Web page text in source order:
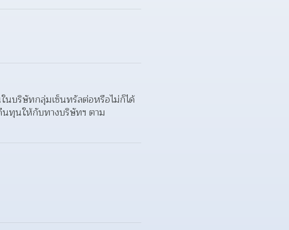
นบริษัทกลุ่มเซ็นทรัลต่อหรือไม่ก็ได้
นทุนให้กับทางบริษัทฯ ตาม